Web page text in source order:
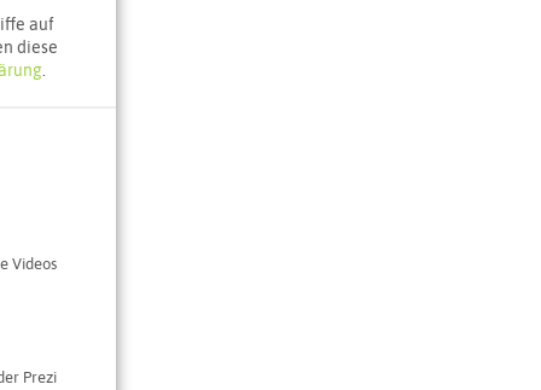
auf
diese
.
Videos
Prezi